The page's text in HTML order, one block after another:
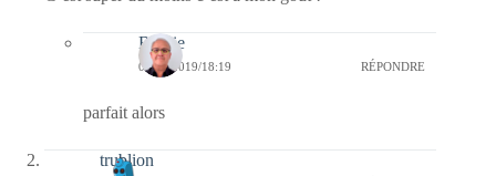
Bernie
06/10/2019/18:19 RÉPONDRE
parfait alors
trublion